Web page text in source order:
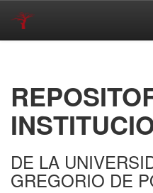
DE LA
GREGORIO DE